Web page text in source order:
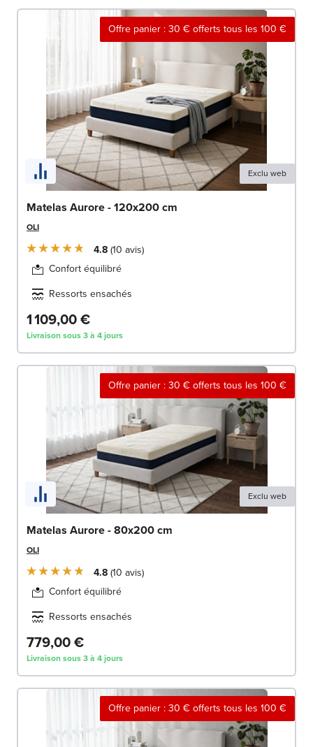
Offre panier : 30 € offerts tous les 100 €
Exclu web
Matelas Aurore - 120x200 cm
OLI
4.8 10 avis
Confort équilibré
Ressorts ensachés
1 109,00 €
Livraison sous 3 à 4 jours
Offre panier : 30 € offerts tous les 100 €
Exclu web
Matelas Aurore - 80x200 cm
OLI
4.8 10 avis
Confort équilibré
Ressorts ensachés
779,00 €
Livraison sous 3 à 4 jours
Offre panier : 30 € offerts tous les 100 €